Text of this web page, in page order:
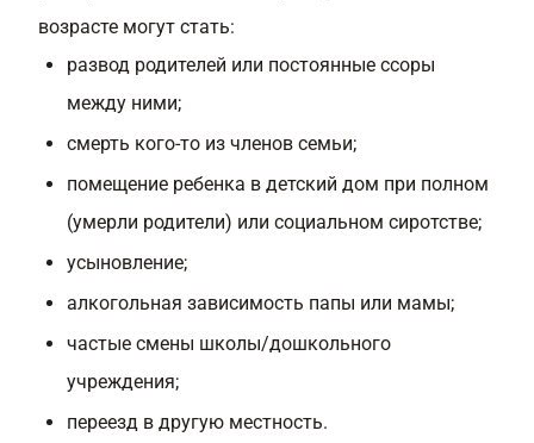
возрасте могут стать:
развод родителей или постоянные ссоры
между ними;
смерть кого-то из членов семьи;
помещение ребенка в детский дом при полном
(умерли родители) или социальном сиротстве;
усыновление;
алкогольная зависимость папы или мамы;
частые смены школы/дошкольного
учреждения;
переезд в другую местность.